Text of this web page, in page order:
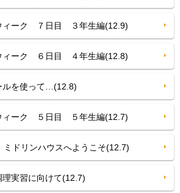
ィーク ７日目 ３年生編(12.9)
ィーク ６日目 ４年生編(12.8)
を使って…(12.8)
ィーク ５日目 ５年生編(12.7)
ドリンハウスへようこそ(12.7)
実習に向けて(12.7)